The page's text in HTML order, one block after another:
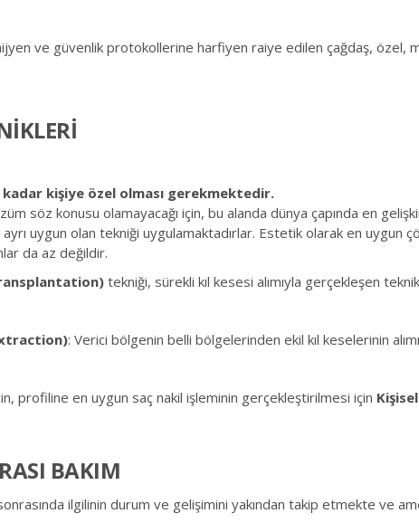
ve güvenlik protokollerine harfiyen raiye edilen çağdaş, özel,
kişiye özel olması gerekmektedir.
söz konusu olamayacağı için, bu alanda dünya çapında en
uygun olan tekniği uygulamaktadırlar. Estetik olarak en
da az değildir.
tekniği, sürekli kıl kesesi alımıyla gerçekleşen
: Verici bölgenin belli bölgelerinden ekil kıl keselerinin
profiline en uygun saç nakil işleminin gerçekleştirilmesi için
BAKIM
ilgilinin durum ve gelişimini yakından takip etmekte ve